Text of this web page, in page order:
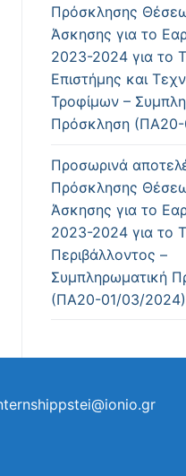
Πρόσκλησης
Άσκησης για το
2023-2024 για το
Επιστήμης και
Τροφίμων –
Πρόσκληση
Προσωρινά
Πρόσκλησης
Άσκησης για το
2023-2024 για το
Περιβάλλοντος –
Συμπληρωματική
(ΠΑ20-01/03/2024)